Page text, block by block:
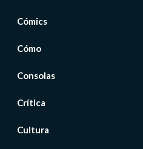
Cómics
Cómo
Consolas
Crítica
Cultura